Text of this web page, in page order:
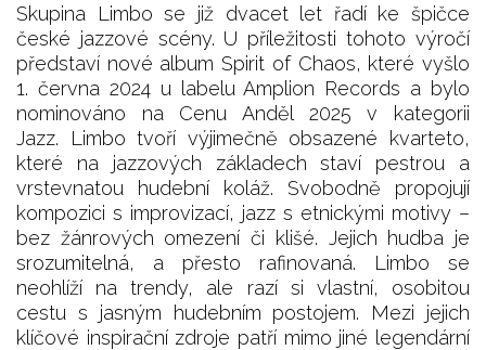
Skupina Limbo se již dvacet let řadí ke špičce
české jazzové scény. U příležitosti tohoto výročí
představí nové album Spirit of Chaos, které vyšlo
1. června 2024 u labelu Amplion Records a bylo
nominováno na Cenu Anděl 2025 v kategorii
Jazz. Limbo tvoří výjimečně obsazené kvarteto,
které na jazzových základech staví pestrou a
vrstevnatou hudební koláž. Svobodně propojují
kompozici s improvizací, jazz s etnickými motivy –
bez žánrových omezení či klišé. Jejich hudba je
srozumitelná, a přesto rafinovaná. Limbo se
neohlíží na trendy, ale razí si vlastní, osobitou
cestu s jasným hudebním postojem. Mezi jejich
klíčové inspirační zdroje patří mimo jiné legendární